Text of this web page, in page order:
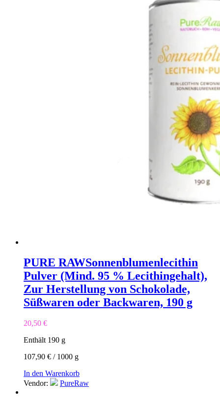
PURE RAWSonnenblumenlecithin
Pulver (Mind. 95 % Lecithingehalt),
Zur Herstellung von Schokolade,
Süßwaren oder Backwaren, 190 g
20,50 €
Enthält 190 g
107,90 € / 1000 g
In den Warenkorb
Vendor:
PureRaw